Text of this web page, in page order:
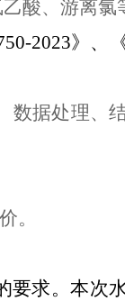
酸、 游离氯
2023》、
数据处理、
。
要求。本次